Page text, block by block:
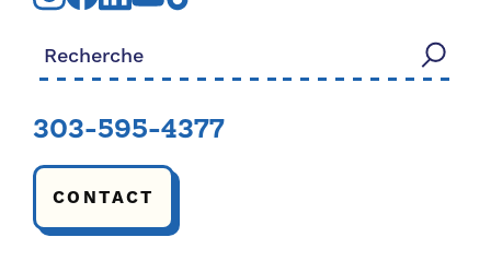
Rechercher:
303-595-4377
CONTACT